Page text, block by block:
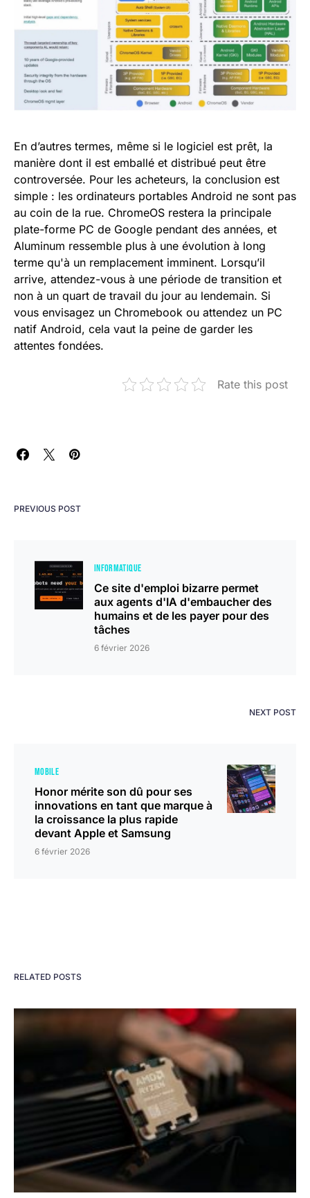
En d’autres termes, même si le logiciel est prêt, la
manière dont il est emballé et distribué peut être
controversée. Pour les acheteurs, la conclusion est
simple : les ordinateurs portables Android ne sont pas
au coin de la rue. ChromeOS restera la principale
plate-forme PC de Google pendant des années, et
Aluminum ressemble plus à une évolution à long
terme qu'à un remplacement imminent. Lorsqu’il
arrive, attendez-vous à une période de transition et
non à un quart de travail du jour au lendemain. Si
vous envisagez un Chromebook ou attendez un PC
natif Android, cela vaut la peine de garder les
attentes fondées.
Rate this post
PREVIOUS POST
INFORMATIQUE
Ce site d'emploi bizarre permet
aux agents d'IA d'embaucher des
humains et de les payer pour des
tâches
6 février 2026
NEXT POST
MOBILE
Honor mérite son dû pour ses
innovations en tant que marque à
la croissance la plus rapide
devant Apple et Samsung
6 février 2026
RELATED POSTS